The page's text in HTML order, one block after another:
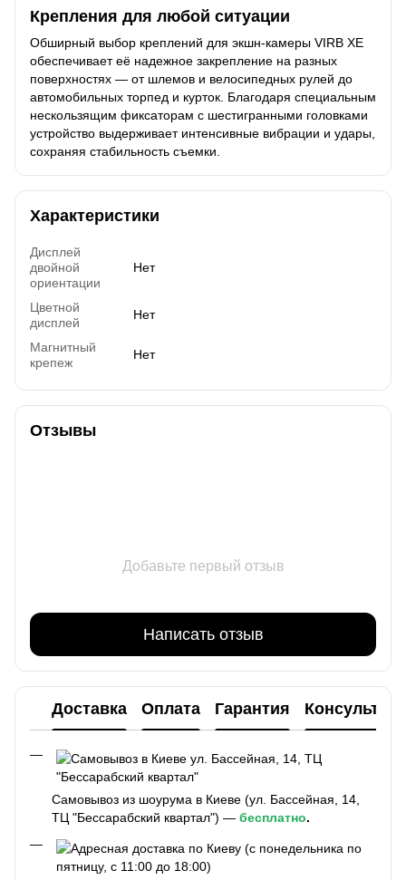
Крепления для любой ситуации
Обширный выбор креплений для экшн-камеры VIRB XE
обеспечивает её надежное закрепление на разных
поверхностях — от шлемов и велосипедных рулей до
автомобильных торпед и курток. Благодаря специальным
нескользящим фиксаторам с шестигранными головками
устройство выдерживает интенсивные вибрации и удары,
сохраняя стабильность съемки.
Характеристики
Дисплей
двойной
ориентации
Нет
Цветной
дисплей
Нет
Магнитный
крепеж
Нет
Отзывы
Добавьте первый отзыв
Написать отзыв
Доставка Оплата Гарантия
Самовывоз из шоурума в Киеве (ул. Бассейная, 14,
ТЦ "Бессарабский квартал") — бесплатно.